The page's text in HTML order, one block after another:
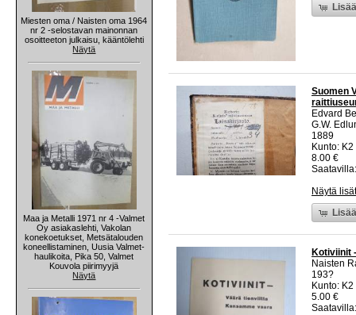
Miesten oma / Naisten oma 1964
nr 2 -selostavan mainonnan
osoitteeton julkaisu, kääntölehti
Näytä
Maa ja Metalli 1971 nr 4 -Valmet
Oy asiakaslehti, Vakolan
konekoetukset, Metsätalouden
koneellistaminen, Uusia Valmet-
haulikoita, Pika 50, Valmet
Kouvola piirimyyjä
Näytä
Suomen
Edvard
G.W.
1889
Kunto:
8.00 €
Näytä
Kotiviinit
Naisten
193?
Kunto:
5.00 €